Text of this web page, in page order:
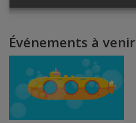
Événements à venir